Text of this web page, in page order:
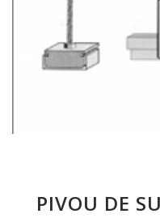
PIVOU DE